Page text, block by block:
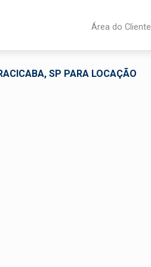
Área do Cliente
SP PARA LOCAÇÃO